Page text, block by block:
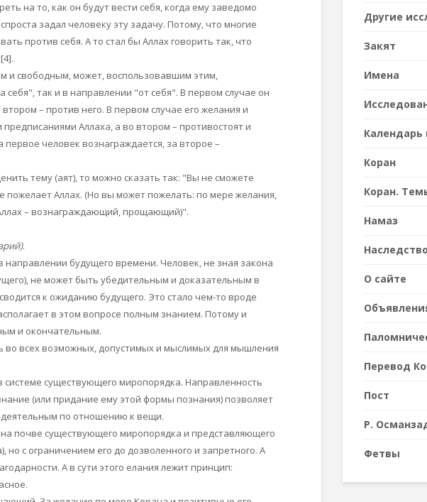
на то, как он будут вести себя, когда ему заведомо
задал человеку эту задачу. Потому, что многие
против себя. А то стал бы Аллах говорить так, что
[4].
и свободным, может, воспользовавшим этим,
себя", так и в направлении "от себя". В первом случае он
– против него. В первом случае его желания и
Аллаха, а во втором – противостоят и
человек вознаграждается, за второе –
тему (аят), то можно сказать так: "Вы не сможете
пожелает Аллах. (Но вы может пожелать: по мере желания,
– вознаграждающий, прощающий)".
.
направлении будущего времени. Человек, не зная закона
не может быть убедительным и доказательным в
к ожиданию будущего. Это стало чем-то вроде
в этом вопросе полным знанием. Потому и
и окончательным.
во всех возможных, допустимых и мыслимых для мышления
существующего миропорядка. Направленность
(или придание ему этой формы познания) позволяет
по отношению к вещи.
почве существующего миропорядка и представляющего
но с ограничением его до дозволенного и запретного. А
А в сути этого елания лежит принцип:
Другие
Закят
Имена
Календарь
Коран
Коран.
Намаз
Наследствo
О сайте
Перевод
Пост
Р.
Фетвы